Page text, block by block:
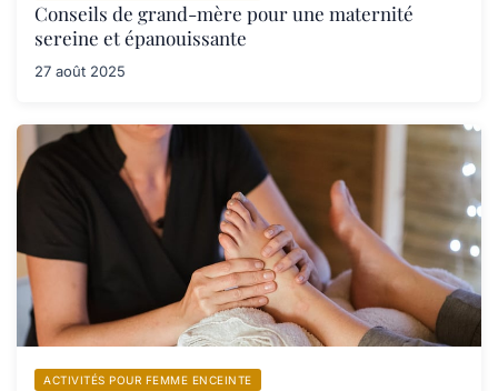
Conseils de grand-mère pour une maternité
sereine et épanouissante
27 août 2025
ACTIVITÉS POUR FEMME ENCEINTE